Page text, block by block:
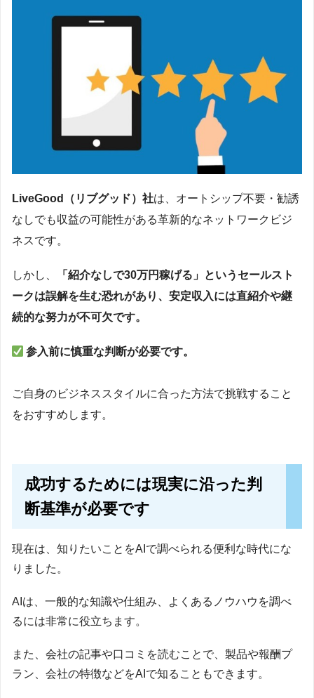
LiveGood（リブグッド）社は、オートシップ不要・勧誘
なしでも収益の可能性がある革新的なネットワークビジ
ネスです。
しかし、
「紹介なしで30万円稼げる」というセールスト
ークは誤解を生む恐れがあり、安定収入には直紹介や継
続的な努力が不可欠です。
参入前に慎重な判断が必要です。
ご自身のビジネススタイルに合った方法で挑戦すること
をおすすめします。
成功するためには現実に沿った判
断基準が必要です
現在は、知りたいことをAIで調べられる便利な時代にな
りました。
AIは、一般的な知識や仕組み、よくあるノウハウを調べ
るには非常に役立ちます。
また、会社の記事や口コミを読むことで、製品や報酬プ
ラン、会社の特徴などをAIで知ることもできます。